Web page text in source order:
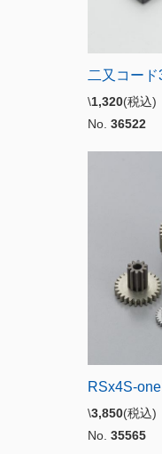
二又コード
\1,320(税込)
No. 36522
RSx4S-
\3,850(税込)
No. 35565